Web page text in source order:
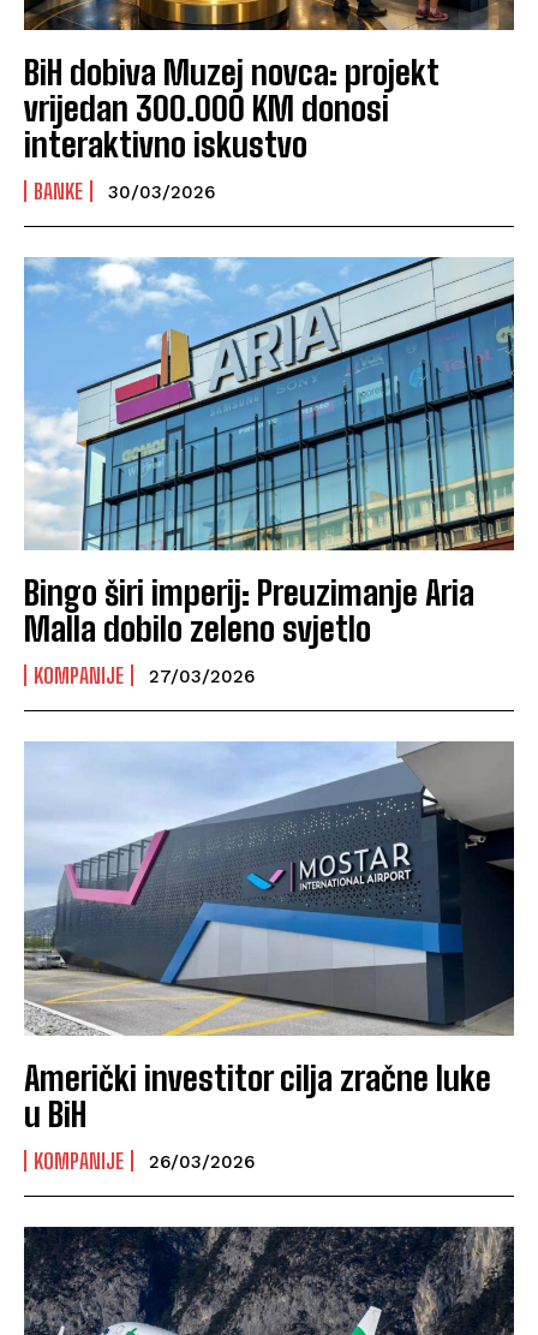
BiH dobiva Muzej novca: projekt
vrijedan 300.000 KM donosi
interaktivno iskustvo
BANKE 30/03/2026
Bingo širi imperij: Preuzimanje Aria
Malla dobilo zeleno svjetlo
KOMPANIJE 27/03/2026
Američki investitor cilja zračne luke
u BiH
KOMPANIJE 26/03/2026